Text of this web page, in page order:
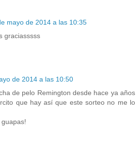
mayo de 2014 a las 10:35
graciasssss
de 2014 a las 10:50
de pelo Remington desde hace ya años
que hay así que este sorteo no me lo